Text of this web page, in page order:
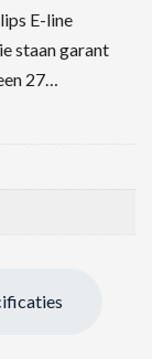
E-line
staan garant
27…